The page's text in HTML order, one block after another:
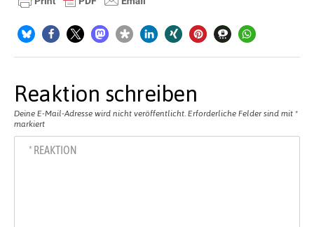
Reaktion schreiben
Deine E-Mail-Adresse wird nicht veröffentlicht. Erforderliche Felder sind mit *
markiert